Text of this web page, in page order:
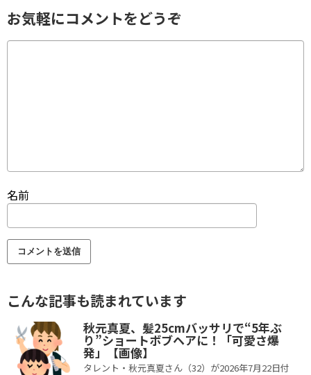
お気軽にコメントをどうぞ
名前
こんな記事も読まれています
秋元真夏、髪25cmバッサリで“5年ぶ
り”ショートボブヘアに！「可愛さ爆
発」【画像】
タレント・秋元真夏さん（32）が2026年7月22日付